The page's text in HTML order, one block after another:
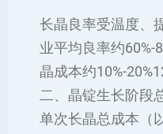
长晶良率受温度、
业平均良率约‌60%-
晶成本约‌10%-
二、晶锭生长阶段
单次长晶总成本‌（